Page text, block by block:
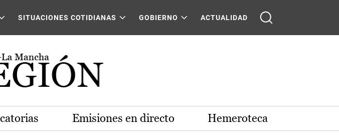
SITUACIONES COTIDIANAS GOBIERNO ACTUALIDAD
Emisiones en directo Hemeroteca